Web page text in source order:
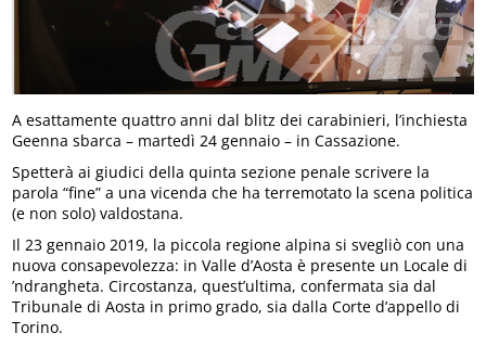
A esattamente quattro anni dal blitz dei carabinieri, l’inchiesta
Geenna sbarca – martedì 24 gennaio – in Cassazione.
Spetterà ai giudici della quinta sezione penale scrivere la
parola “fine” a una vicenda che ha terremotato la scena politica
(e non solo) valdostana.
Il 23 gennaio 2019, la piccola regione alpina si svegliò con una
nuova consapevolezza: in Valle d’Aosta è presente un Locale di
’ndrangheta. Circostanza, quest’ultima, confermata sia dal
Tribunale di Aosta in primo grado, sia dalla Corte d’appello di
Torino.